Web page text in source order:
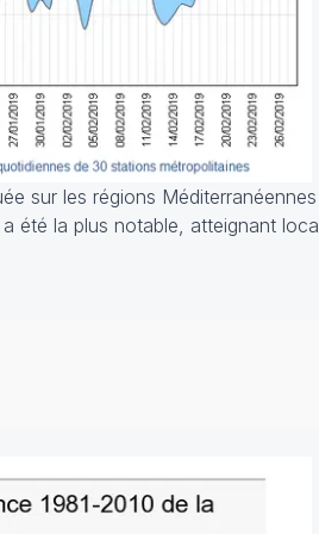
sur les régions
été la plus notable, atteignant